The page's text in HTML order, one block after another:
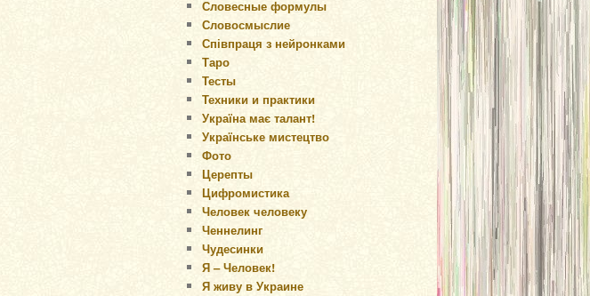
Словесные формулы
Словосмыслие
Співпраця з нейронками
Таро
Тесты
Техники и практики
Україна має талант!
Українське мистецтво
Фото
Церепты
Цифромистика
Человек человеку
Ченнелинг
Чудесинки
Я – Человек!
Я живу в Украине